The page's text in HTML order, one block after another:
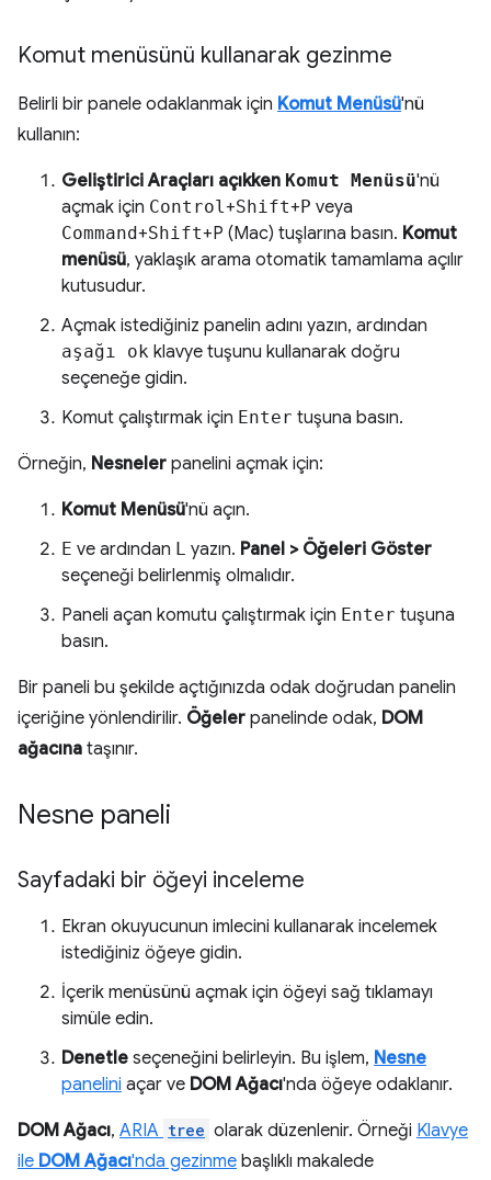
Komut menüsünü kullanarak gezinme
Belirli bir panele odaklanmak için Komut Menüsü'nü
kullanın:
Geliştirici Araçları açıkken Komut Menüsü'nü
açmak için Control+Shift+P veya
Command+Shift+P (Mac) tuşlarına basın. Komut
menüsü, yaklaşık arama otomatik tamamlama açılır
kutusudur.
Açmak istediğiniz panelin adını yazın, ardından
aşağı ok klavye tuşunu kullanarak doğru
seçeneğe gidin.
Komut çalıştırmak için Enter tuşuna basın.
Örneğin, Nesneler panelini açmak için:
Komut Menüsü'nü açın.
E ve ardından L yazın. Panel > Öğeleri Göster
seçeneği belirlenmiş olmalıdır.
Paneli açan komutu çalıştırmak için Enter tuşuna
basın.
Bir paneli bu şekilde açtığınızda odak doğrudan panelin
içeriğine yönlendirilir. Öğeler panelinde odak, DOM
ağacına taşınır.
Nesne paneli
Sayfadaki bir öğeyi inceleme
Ekran okuyucunun imlecini kullanarak incelemek
istediğiniz öğeye gidin.
İçerik menüsünü açmak için öğeyi sağ tıklamayı
simüle edin.
Denetle seçeneğini belirleyin. Bu işlem, Nesne
panelini açar ve DOM Ağacı'nda öğeye odaklanır.
DOM Ağacı, ARIA tree olarak düzenlenir. Örneği Klavye
ile DOM Ağacı'nda gezinme başlıklı makalede